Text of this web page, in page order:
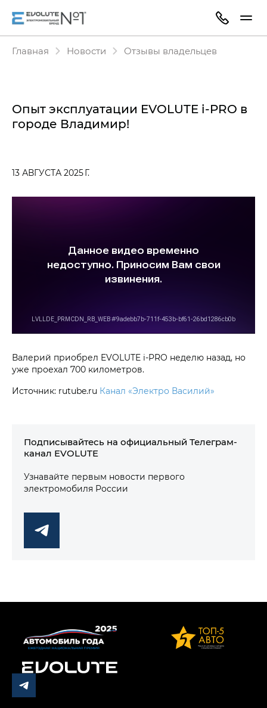
Главная Новости Отзывы владельцев
Опыт эксплуатации EVOLUTE i‑PRO в
городе Владимир!
13 АВГУСТА 2025 Г.
Валерий приобрел EVOLUTE i‑PRO неделю назад, но
уже проехал 700 километров.
Источник: rutube.ru Канал «Электро Василий»
Подписывайтесь на официальный Телеграм-
канал EVOLUTE
Узнавайте первым новости первого
электромобиля России